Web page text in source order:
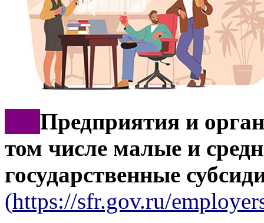
Предприятия и
том числе малые и
государственные
(https://sfr.gov.ru/